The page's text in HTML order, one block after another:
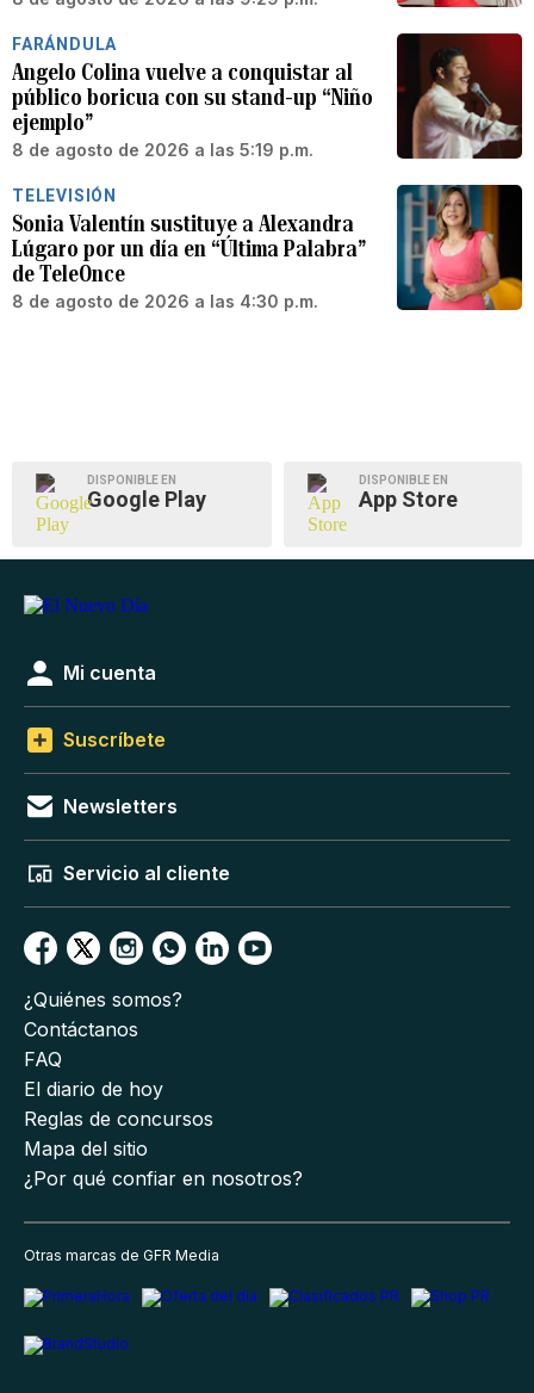
FARÁNDULA
Angelo Colina vuelve a conquistar al
público boricua con su stand-up “Niño
ejemplo”
8 de agosto de 2026 a las 5:19 p.m.
TELEVISIÓN
Sonia Valentín sustituye a Alexandra
Lúgaro por un día en “Última Palabra”
de TeleOnce
8 de agosto de 2026 a las 4:30 p.m.
DISPONIBLE EN
Google Play
DISPONIBLE EN
App Store
Mi cuenta
Suscríbete
Newsletters
Servicio al cliente
¿Quiénes somos?
Contáctanos
FAQ
El diario de hoy
Reglas de concursos
Mapa del sitio
¿Por qué confiar en nosotros?
Otras marcas de GFR Media